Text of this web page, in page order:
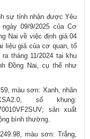
sự tỉnh nhận được Yêu
09/9/2025 của Cơ
Nai về việc định giá 04
liệu giả của cơ quan, tổ
tháng 11/2024 tại khu
Đồng Nai, cụ thể như
màu sơn: Xanh, nhãn
số khung:
sản xuất
bình thường.
màu sơn: Trắng,